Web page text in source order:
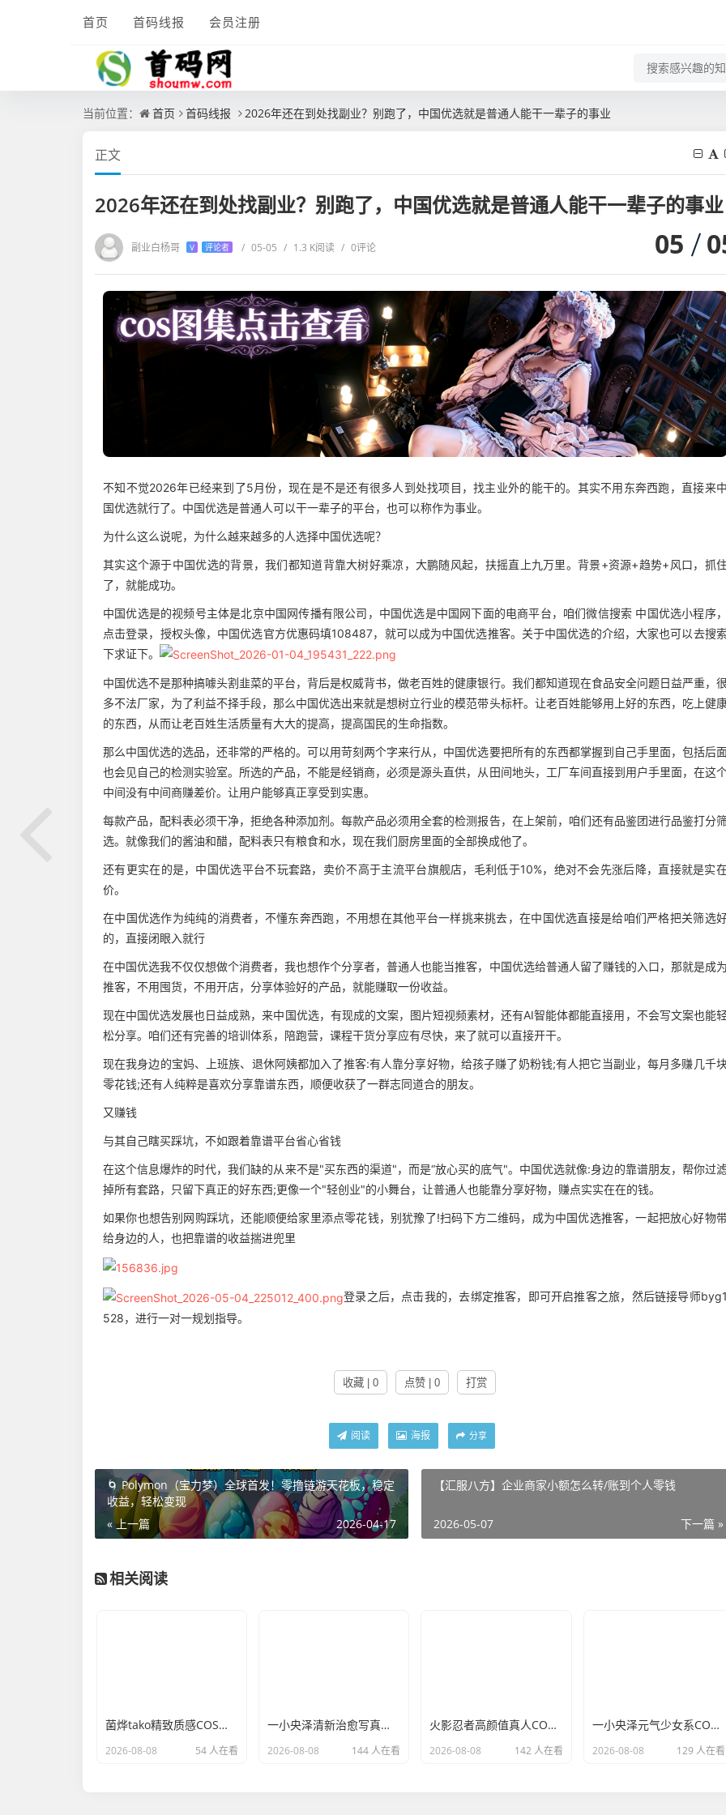
首页 首码线报 会员注册
当前位置： 首页 首码线报 2026年还在到处找副业？别跑了，中国优选就是普通人能干一辈子的事业
正文
2026年还在到处找副业？别跑了，中国优选就是普通人能干一辈子的事业
副业白杨哥 V 评论者 / 05-05 / 1.3 K阅读 / 0评论 05
不知不觉2026年已经来到了5月份，现在是不是还有很多人到处找项目，找主业外的能干的。其实不用东奔西跑，直接来中
国优选就行了。中国优选是普通人可以干一辈子的平台，也可以称作为事业。
为什么这么说呢，为什么越来越多的人选择中国优选呢？
其实这个源于中国优选的背景，我们都知道背靠大树好乘凉，大鹏随风起，扶摇直上九万里。背景+资源+趋势+风口，抓
了，就能成功。
中国优选是的视频号主体是北京中国网传播有限公司，中国优选是中国网下面的电商平台，咱们微信搜索 中国优选小程序，
点击登录，授权头像，中国优选官方优惠码填108487，就可以成为中国优选推客。关于中国优选的介绍，大家也可以去搜索
下求证下。
中国优选不是那种搞噱头割韭菜的平台，背后是权威背书，做老百姓的健康银行。我们都知道现在食品安全问题日益严重，很
多不法厂家，为了利益不择手段，那么中国优选出来就是想树立行业的模范带头标杆。让老百姓能够用上好的东西，吃上健
的东西，从而让老百姓生活质量有大大的提高，提高国民的生命指数。
那么中国优选的选品，还非常的严格的。可以用苛刻两个字来行从，中国优选要把所有的东西都掌握到自己手里面，包括后
也会见自己的检测实验室。所选的产品，不能是经销商，必须是源头直供，从田间地头，工厂车间直接到用户手里面，在这
中间没有中间商赚差价。让用户能够真正享受到实惠。
每款产品，配料表必须干净，拒绝各种添加剂。每款产品必须用全套的检测报告，在上架前，咱们还有品鉴团进行品鉴打分
选。就像我们的酱油和醋，配料表只有粮食和水，现在我们厨房里面的全部换成他了。
还有更实在的是，中国优选平台不玩套路，卖价不高于主流平台旗舰店，毛利低于10%，绝对不会先涨后降，直接就是实
价。
在中国优选作为纯纯的消费者，不懂东奔西跑，不用想在其他平台一样挑来挑去，在中国优选直接是给咱们严格把关筛选
的，直接闭眼入就行
在中国优选我不仅仅想做个消费者，我也想作个分享者，普通人也能当推客，中国优选给普通人留了赚钱的入口，那就是成为
推客，不用囤货，不用开店，分享体验好的产品，就能赚取一份收益。
现在中国优选发展也日益成熟，来中国优选，有现成的文案，图片短视频素材，还有AI智能体都能直接用，不会写文案也能
松分享。咱们还有完善的培训体系，陪跑营，课程干货分享应有尽快，来了就可以直接开干。
现在我身边的宝妈、上班族、退休阿姨都加入了推客:有人靠分享好物，给孩子赚了奶粉钱;有人把它当副业，每月多赚几千
零花钱;还有人纯粹是喜欢分享靠谱东西，顺便收获了一群志同道合的朋友。
又赚钱
与其自己瞎买踩坑，不如跟着靠谱平台省心省钱
在这个信息爆炸的时代，我们缺的从来不是"买东西的渠道"，而是“放心买的底气"。中国优选就像:身边的靠谱朋友，帮你过
掉所有套路，只留下真正的好东西;更像一个"轻创业"的小舞台，让普通人也能靠分享好物，赚点实实在在的钱。
如果你也想告别网购踩坑，还能顺便给家里添点零花钱，别犹豫了!扫码下方二维码，成为中国优选推客，一起把放心好物
给身边的人，也把靠谱的收益揣进兜里
登录之后，点击我的，去绑定推客，即可开启推客之旅，然后链接导师byg1
528，进行一对一规划指导。
收藏 | 0 点赞 | 0 打赏
阅读 海报 分享
🌀 Polymon（宝力梦）全球首发！零撸链游天花板，稳定
收益，轻松变现
« 上一篇
2026-04-17
【汇服八方】企业商家小额怎么转/账到个人零钱
下一篇 »
2026-05-07
相关阅读
菌烨tako精致质感COS，大气端庄游戏角色穿搭还原
2026-08-08 54 人在看
一小央泽清新治愈写真，甜美元气二次元优质成片
2026-08-08 144 人在看
火影忍者高颜值真人COS，热血动漫角色完美还原
2026-08-08 142 人在看
一小央泽元气少女系COS，灵动日系风格造型汇总
2026-08-08 129 人在看